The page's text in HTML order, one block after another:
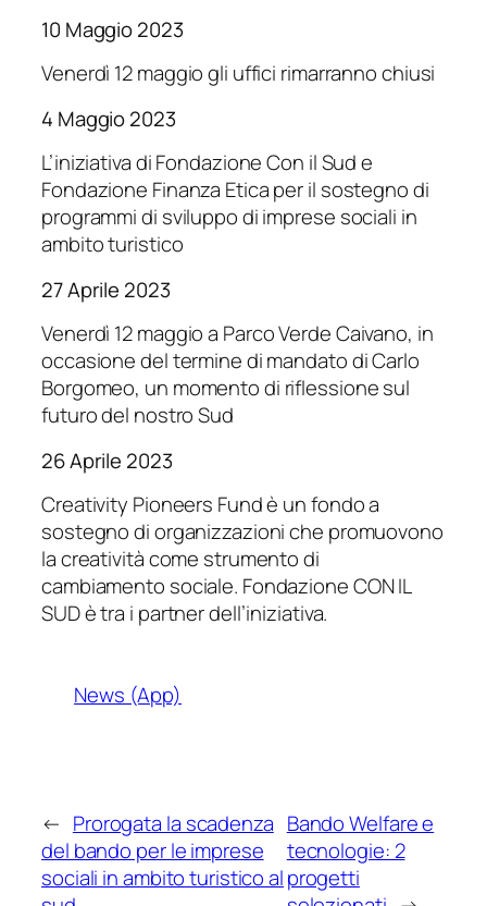
10 Maggio 2023
Venerdì 12 maggio gli uffici rimarranno chiusi
4 Maggio 2023
L’iniziativa di Fondazione Con il Sud e
Fondazione Finanza Etica per il sostegno di
programmi di sviluppo di imprese sociali in
ambito turistico
27 Aprile 2023
Venerdì 12 maggio a Parco Verde Caivano, in
occasione del termine di mandato di Carlo
Borgomeo, un momento di riflessione sul
futuro del nostro Sud
26 Aprile 2023
Creativity Pioneers Fund è un fondo a
sostegno di organizzazioni che promuovono
la creatività come strumento di
cambiamento sociale. Fondazione CON IL
SUD è tra i partner dell’iniziativa.
News (App)
← Prorogata la scadenza
del bando per le imprese
sociali in ambito turistico al
Bando Welfare e
tecnologie: 2
progetti